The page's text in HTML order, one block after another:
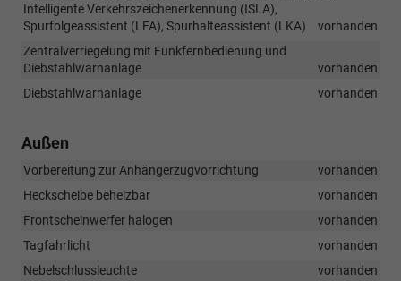
Intelligente Verkehrszeichenerkennung (ISLA),
Spurfolgeassistent (LFA), Spurhalteassistent (LKA)
vorhanden
Zentralverriegelung mit Funkfernbedienung und
Diebstahlwarnanlage
vorhanden
Diebstahlwarnanlage
vorhanden
Außen
Vorbereitung zur Anhängerzugvorrichtung
vorhanden
Heckscheibe beheizbar
vorhanden
Frontscheinwerfer halogen
vorhanden
Tagfahrlicht
vorhanden
Nebelschlussleuchte
vorhanden